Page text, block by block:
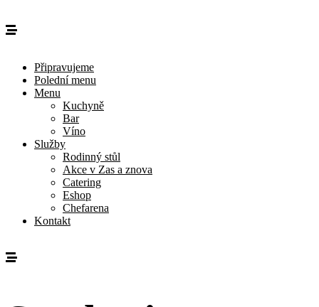
Připravujeme
Polední menu
Menu
Kuchyně
Bar
Víno
Služby
Rodinný stůl
Akce v Zas a znova
Catering
Eshop
Chefarena
Kontakt